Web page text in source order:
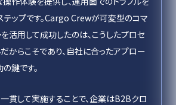
テップです。Cargo Crewが可変型のコマ
活用して成功したのは、こうしたプロセ
からこそであり、自社に合ったアプロー
鍵です。
貫して実施することで、企業はB2Bクロ